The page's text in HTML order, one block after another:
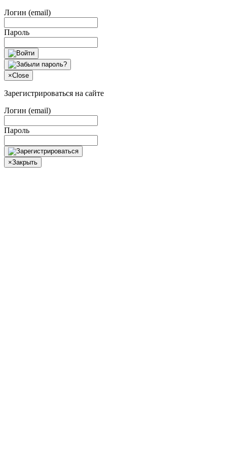
Логин (email)
Пароль
×Close
Зарегистрироваться на сайте
Логин (email)
Пароль
×Закрыть